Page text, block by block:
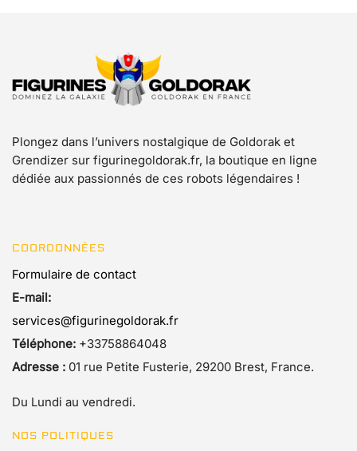
Plongez dans l’univers nostalgique de Goldorak et
Grendizer sur figurinegoldorak.fr, la boutique en ligne
dédiée aux passionnés de ces robots légendaires !
COORDONNÉES
Formulaire de contact
E-mail:
services@figurinegoldorak.fr
Téléphone: +33758864048
Adresse : 01 rue Petite Fusterie, 29200 Brest, France.
Du Lundi au vendredi.
NOS POLITIQUES